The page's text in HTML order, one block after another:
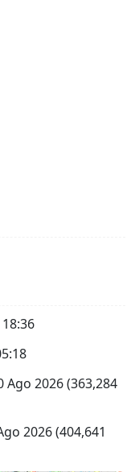
Ago 2026 (363,284
2026 (404,641